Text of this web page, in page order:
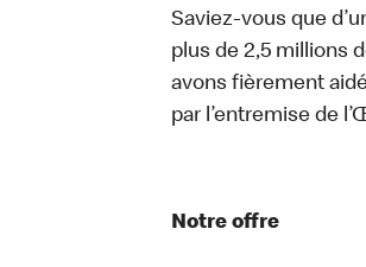
Saviez-vous que
plus de 2,5 millions
avons fièrement
par l’entremise de
Notre offre